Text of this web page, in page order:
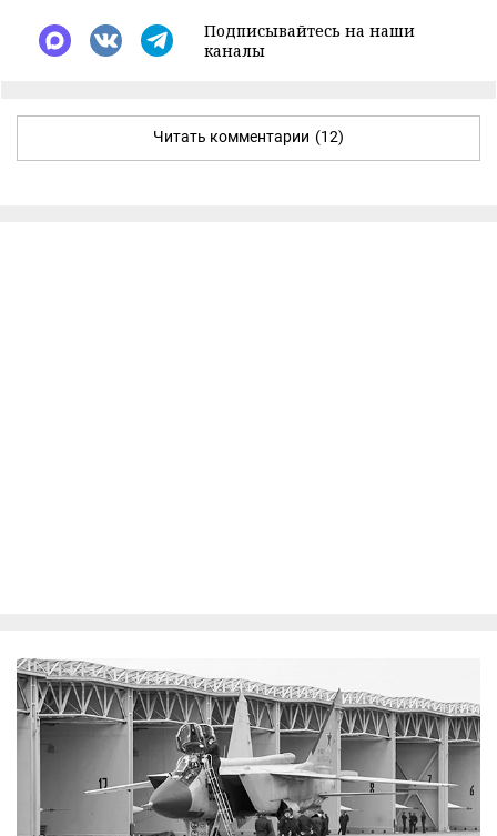
Подписывайтесь на наши
каналы
Читать комментарии (12)